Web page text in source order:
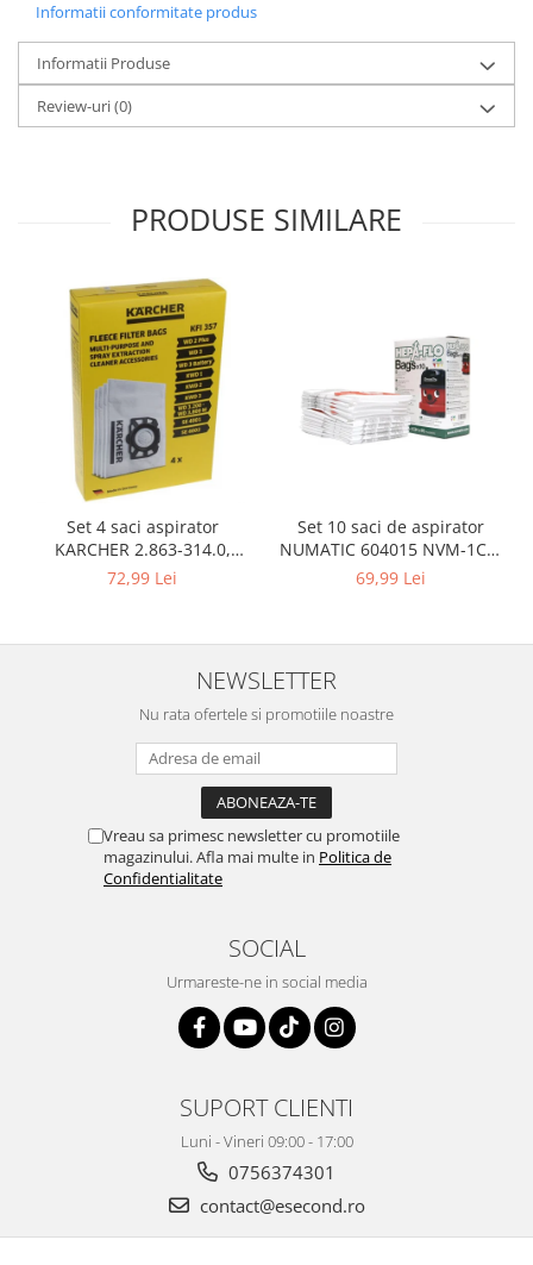
Cosmetice si produse ingrijire
personala
Igiena dentara
Jucarii, Copii & Bebe
Igiena si ingrijire
Petshop
Accesorii animale de companie
Acvaristica
Castroane si adapatori animale
Igiena animale de companie
Mobila si transport animale de
companie
Zgarzi, lese si hamuri
PC, Periferice & Software
Componente PC
Imprimante, Scanere &
Servere, Componente & UPS
Sport & Activitati in aer liber
Accesorii antrenament
Accesorii Fitness
Aparate Foto & Accesorii
Audio HI-FI & Profesionale
Camere video si sport
Drone si Accesorii
Informatii conformitate produs
Informatii Produse
Review-uri(0)
PRODUSE SIMILARE
Set 4 saci aspirator
KARCHER 2.863-314.0,
compatibil cu WD, KWD, SE
72,99 Lei
Set 10 saci de aspirator
NUMATIC 604015 NVM-1CH,
9L
69,99 Lei
NEWSLETTER
Nu rata ofertele si promotiile noastre
Vreau sa primesc newsletter cu promotiile
magazinului. Afla mai multe in Politica de
Confidentialitate
SOCIAL
Urmareste-ne in social media
SUPORT CLIENTI
Luni - Vineri 09:00 - 17:00
0756374301
contact@esecond.ro